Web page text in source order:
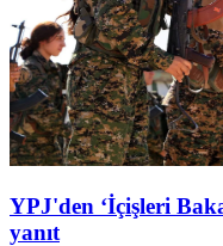
YPJ'den ‘İçişleri
yanıt